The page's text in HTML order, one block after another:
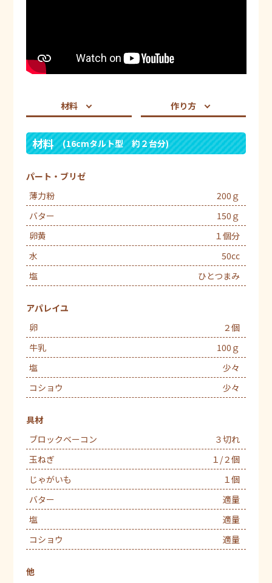
材料 作り方
材料 (16cmタルト型 約２台分)
パート・ブリゼ
薄力粉
200ｇ
バター
150ｇ
卵黄
１個分
水
50cc
塩
ひとつまみ
アパレイユ
卵
２個
牛乳
100ｇ
塩
少々
コショウ
少々
具材
ブロックベーコン
３切れ
玉ねぎ
１/２個
じゃがいも
１個
バター
適量
塩
適量
コショウ
適量
他